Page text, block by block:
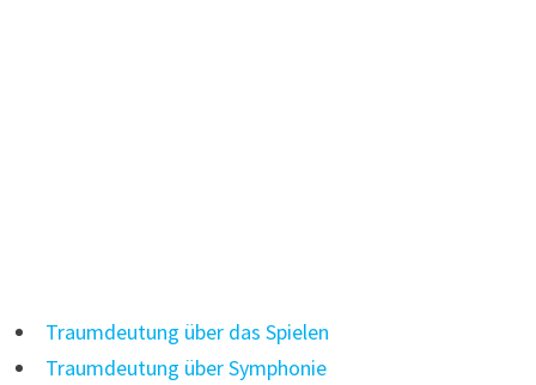
Traumdeutung über das Spielen
Traumdeutung über Symphonie